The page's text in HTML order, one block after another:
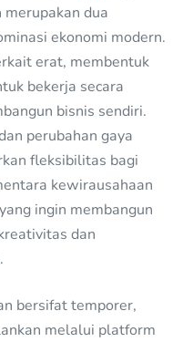
dua
ekonomi modern.
erat, membentuk
bekerja secara
bisnis sendiri.
perubahan gaya
fleksibilitas bagi
kewirausahaan
ingin membangun
dan
bersifat temporer,
melalui platform